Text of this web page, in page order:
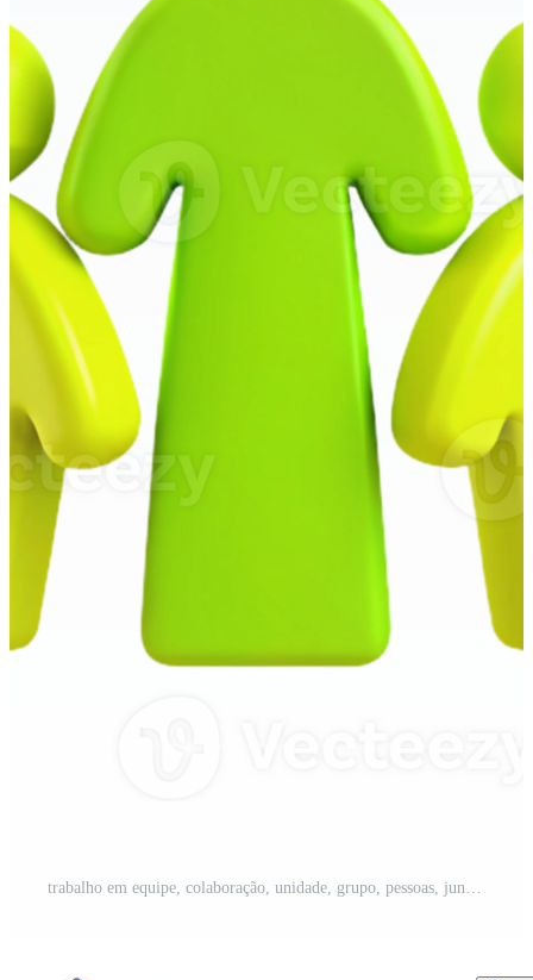
trabalho em equipe, colaboração, unidade, grupo, pessoas, junto, apoiar, sucesso, parceria, cooperação PNG Pro